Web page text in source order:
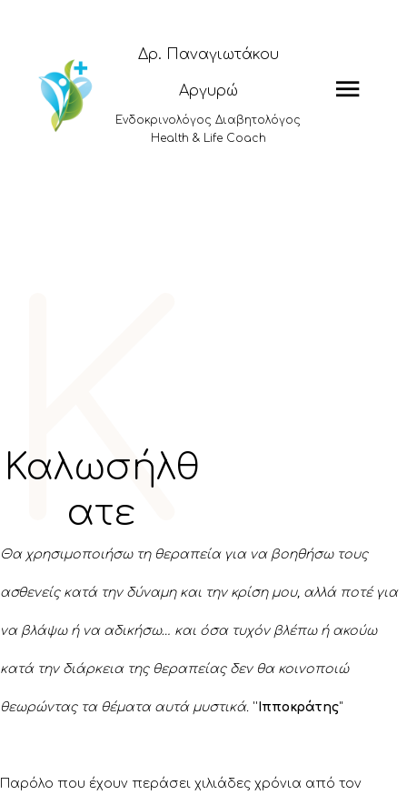
Δρ. Παναγιωτάκου
Αργυρώ
Ενδοκρινολόγος Διαβητολόγος
Health & Life Coach
Κ
Καλωσήλθ
ατε
Θα χρησιμοποιήσω τη θεραπεία για να βοηθήσω τους
ασθενείς κατά την δύναμη και την κρίση μου, αλλά ποτέ για
να βλάψω ή να αδικήσω… και όσα τυχόν βλέπω ή ακούω
κατά την διάρκεια της θεραπείας δεν θα κοινοποιώ
θεωρώντας τα θέματα αυτά μυστικά. ''Ιπποκράτης"
Παρόλο που έχουν περάσει χιλιάδες χρόνια από τον